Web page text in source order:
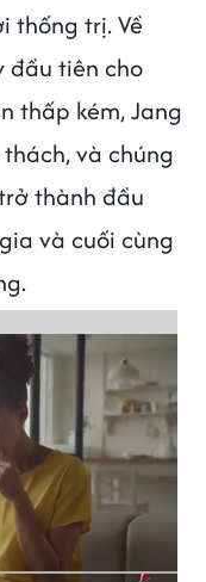
thống trị. Về
đầu tiên cho
thấp kém, Jang
và chúng
thành đầu
và cuối cùng